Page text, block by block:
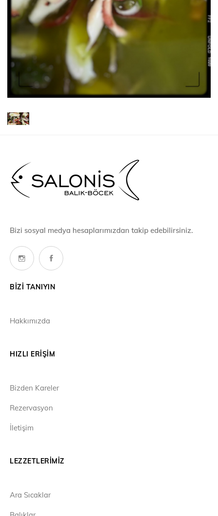
Bizi sosyal medya hesaplarımızdan takip edebilirsiniz.
BIZI TANIYIN
Hakkımızda
HIZLI ERIŞIM
Bizden Kareler
Rezervasyon
İletişim
LEZZETLERIMIZ
Ara Sıcaklar